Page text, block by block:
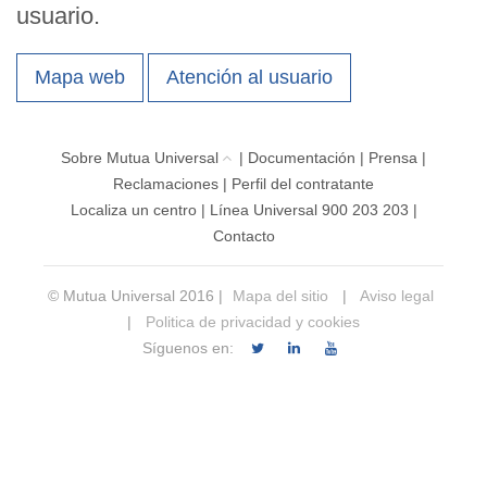
usuario.
Mapa web Atención al usuario
Sobre Mutua Universal | Documentación | Prensa |
Reclamaciones | Perfil del contratante
Localiza un centro| Línea Universal 900 203 203 |
Contacto
© Mutua Universal 2016 | Mapa del sitio |
Aviso legal
|
Politica de privacidad y cookies
Síguenos en: